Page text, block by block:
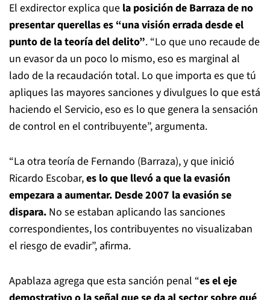
El exdirector explica que la posición de Barraza de no
presentar querellas es “una visión errada desde el
punto de la teoría del delito”. “Lo que uno recaude de
un evasor da un poco lo mismo, eso es marginal al
lado de la recaudación total. Lo que importa es que tú
apliques las mayores sanciones y divulgues lo que está
haciendo el Servicio, eso es lo que genera la sensación
de control en el contribuyente”, argumenta.
“La otra teoría de Fernando (Barraza), y que inició
Ricardo Escobar,es lo que llevó a que la evasión
empezara a aumentar. Desde 2007 la evasión se
dispara. No se estaban aplicando las sanciones
correspondientes, los contribuyentes no visualizaban
el riesgo de evadir”, afirma.
Apablaza agrega que esta sanción penal “es el eje